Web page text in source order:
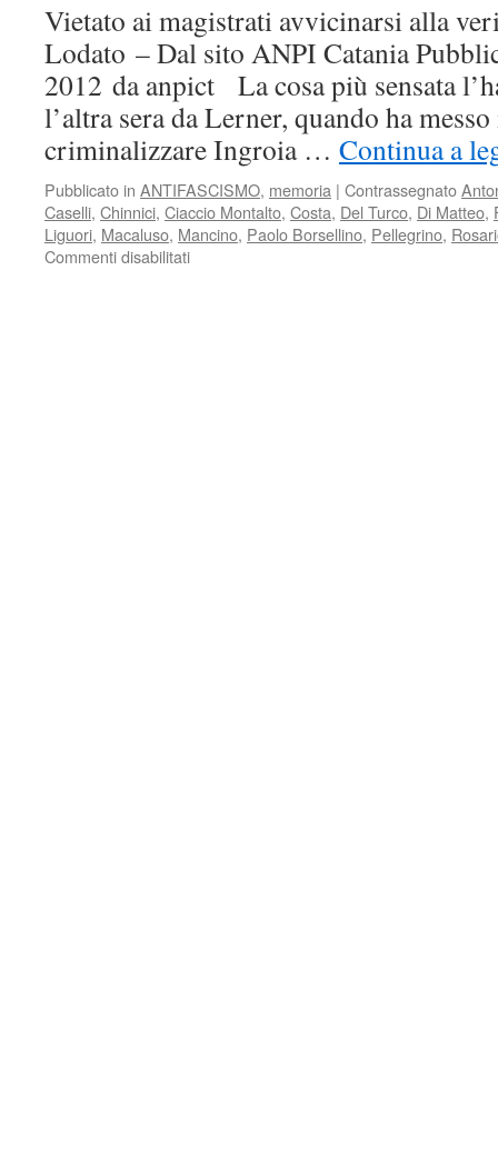
Vietato ai magistrati avvicinarsi alla
Lodato – Dal sito ANPI Catania
2012 da anpict La cosa più sensata
l’altra sera da Lerner, quando ha
criminalizzare Ingroia … Continua a
Pubblicato in ANTIFASCISMO, memoria | Contrassegnato
Caselli, Chinnici, Ciaccio Montalto, Costa, Del Turco, Di Matteo,
Liguori, Macaluso, Mancino, Paolo Borsellino, Pellegrino,
Commenti disabilitatisu